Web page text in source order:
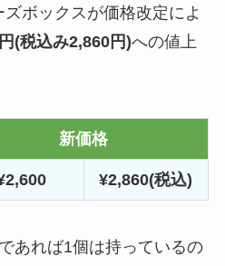
ボックスが価格改定によ
(税込み2,860円)への値上
新価格
¥2,860(税込)
あれば1個は持っているの